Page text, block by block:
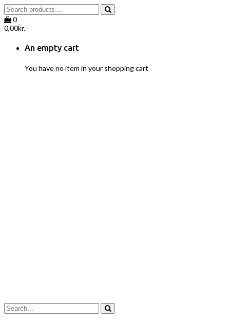
0
0,00kr.
An empty cart
You have no item in your shopping cart